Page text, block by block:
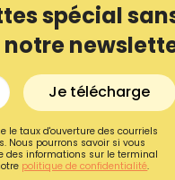
spécial
Je télécharge
le taux d'ouverture des courriels
Nous pourrons savoir si vous
des informations sur le terminal
politique de confidentialité.